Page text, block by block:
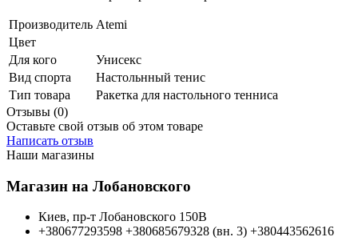
Производитель Atemi
Цвет
Для кого
Унисекс
Вид спорта
Настольнный тенис
Тип товара
Ракетка для настольного тенниса
Отзывы (0)
Оставьте свой отзыв об этом товаре
Написать отзыв
Наши магазины
Магазин на Лобановского
Киев, пр-т Лобановского 150В
+380677293598 +380685679328 (вн. 3) +380443562616